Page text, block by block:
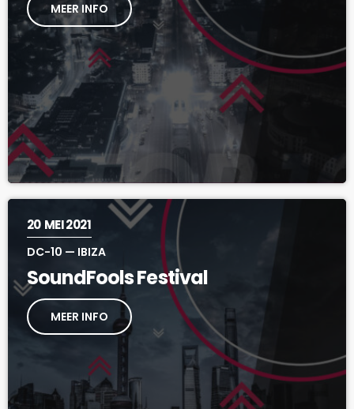
MEER INFO
20 MEI 2021
DC-10 — IBIZA
SoundFools Festival
MEER INFO